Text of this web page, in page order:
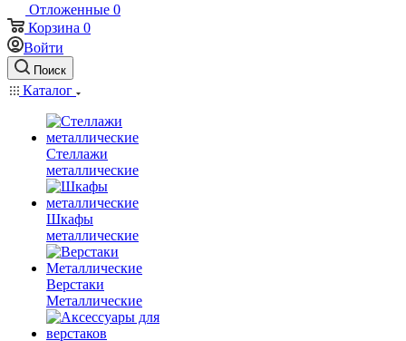
Отложенные 0
Корзина 0
Войти
Поиск
Каталог
Стеллажи
металлические
Шкафы
металлические
Верстаки
Металлические